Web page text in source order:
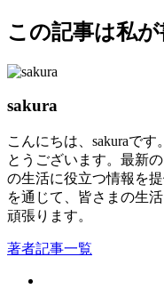
この記事は私が
sakura
こんにちは、sakuraで
とうございます。最新
の生活に役立つ情報を
を通じて、皆さまの生
頑張ります。
著者記事一覧